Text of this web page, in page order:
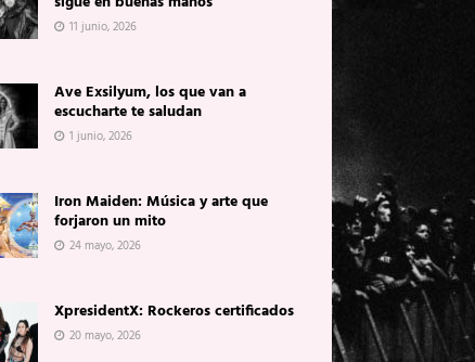
11 junio, 2026
Ave Exsilyum, los que van a
escucharte te saludan
1 junio, 2026
Iron Maiden: Música y arte que
forjaron un mito
24 mayo, 2026
XpresidentX: Rockeros certificados
20 mayo, 2026